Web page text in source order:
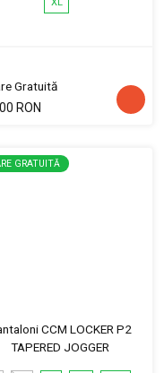
XL
Gratuită
RON
GRATUITĂ
CCM LOCKER P2
TAPERED JOGGER